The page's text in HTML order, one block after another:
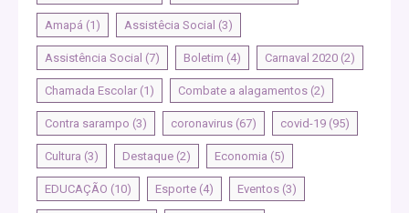
Amapá (1) Assistêcia Social (3)
Assistência Social (7) Boletim (4) Carnaval 2020 (2)
Chamada Escolar (1) Combate a alagamentos (2)
Contra sarampo (3) coronavirus (67) covid-19 (95)
Cultura (3) Destaque (2) Economia (5)
EDUCAÇÃO (10) Esporte (4) Eventos (3)